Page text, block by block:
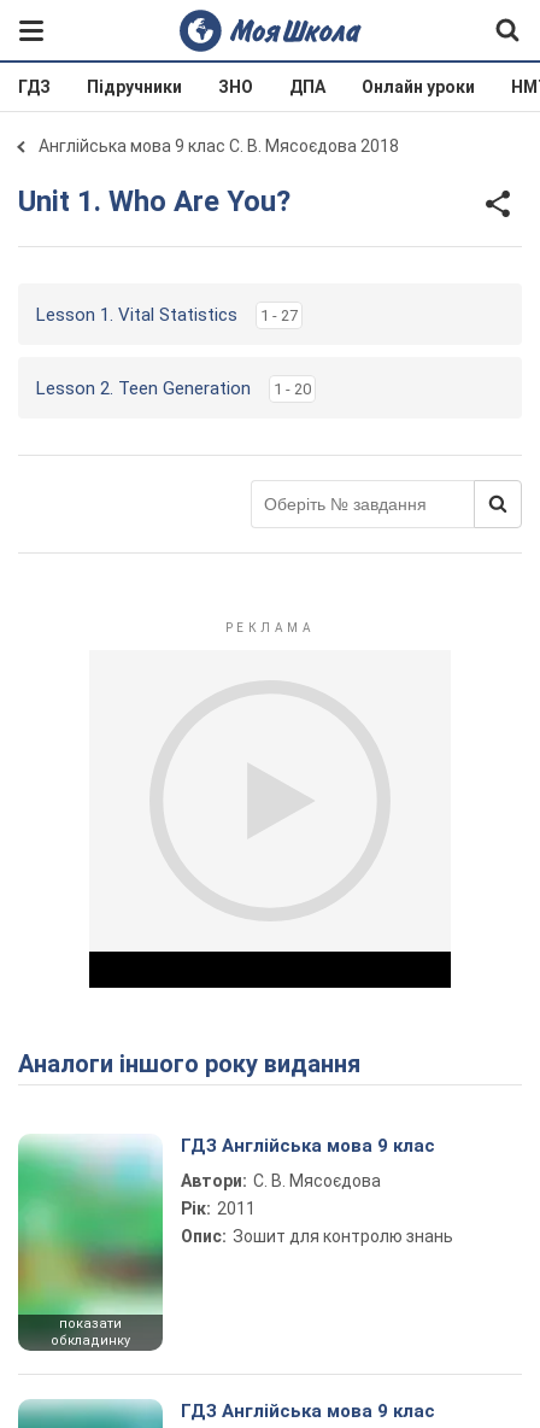
ГДЗ Підручники ЗНО ДПА Онлайн уроки
Англійська мова 9 клас С. В. Мясоєдова 2018
Unit 1. Who Are You?
Lesson 1. Vital Statistics 1 - 27
Lesson 2. Teen Generation 1 - 20
Play Video
Аналоги іншого року видання
показати
обкладинку
ГДЗ Англійська мова 9 клас
Автори: С. В. Мясоєдова
Рік: 2011
Опис: Зошит для контролю знань
ГДЗ Англійська мова 9 клас